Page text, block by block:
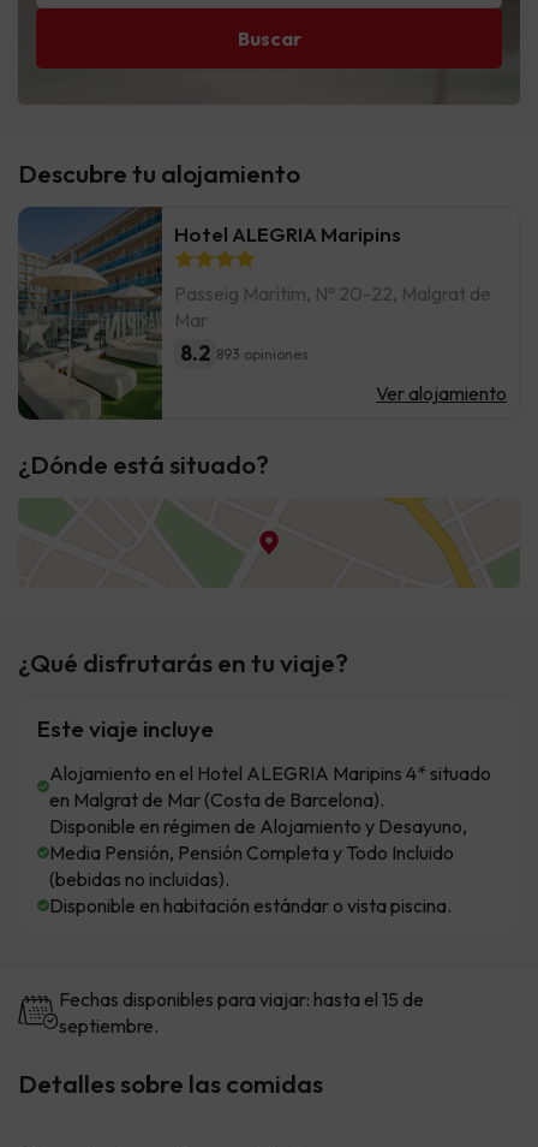
Descubre tu alojamiento
Hotel ALEGRIA Maripins
Passeig Marítim, Nº 20-22, Malgrat de
Mar
8.2 893 opiniones
Ver alojamiento
¿Dónde está situado?
¿Qué disfrutarás en tu viaje?
Este viaje incluye
Alojamiento en el Hotel ALEGRIA Maripins 4* situado
en Malgrat de Mar (Costa de Barcelona).
Disponible en régimen de Alojamiento y Desayuno,
Media Pensión, Pensión Completa y Todo Incluido
(bebidas no incluidas).
Disponible en habitación estándar o vista piscina.
Fechas disponibles para viajar: hasta el 15 de
septiembre.
Detalles sobre las comidas
Buscar